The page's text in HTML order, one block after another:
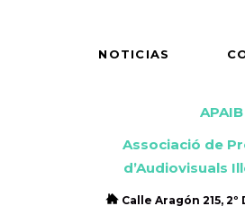
NOTICIAS
APAIB
Associació de
d’Audiovisuals
Calle Aragón 215, 2º